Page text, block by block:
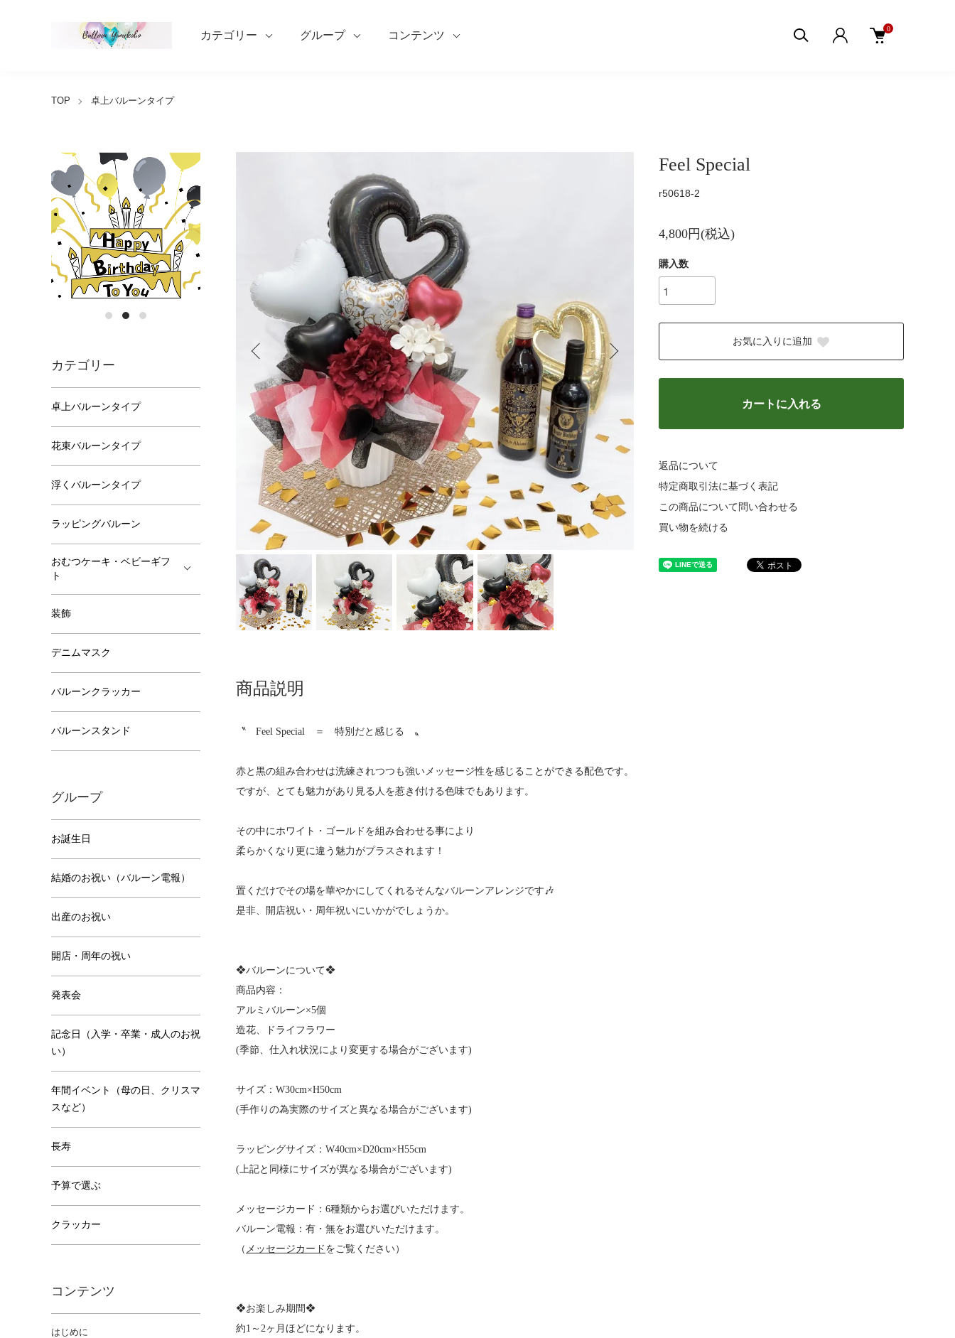
カテゴリー グループ コンテンツ
0
TOP 卓上バルーンタイプ
Feel Special
r50618-2
4,800円(税込)
購入数
お気に入りに追加
カートに入れる
返品について
特定商取引法に基づく表記
この商品について問い合わせる
買い物を続ける
商品説明
〝 Feel Special ＝ 特別だと感じる 〟
赤と黒の組み合わせは洗練されつつも強いメッセージ性を感じることができる配色です。
ですが、とても魅力があり見る人を惹き付ける色味でもあります。
その中にホワイト・ゴールドを組み合わせる事により
柔らかくなり更に違う魅力がプラスされます！
置くだけでその場を華やかにしてくれるそんなバルーンアレンジです🎶
是非、開店祝い・周年祝いにいかがでしょうか。
❖バルーンについて❖
商品内容：
アルミバルーン×5個
造花、ドライフラワー
(季節、仕入れ状況により変更する場合がございます)
サイズ：W30cm×H50cm
(手作りの為実際のサイズと異なる場合がございます)
ラッピングサイズ：W40cm×D20cm×H55cm
(上記と同様にサイズが異なる場合がございます)
メッセージカード：6種類からお選びいただけます。
バルーン電報：有・無をお選びいただけます。
（ メッセージカード をご覧ください）
❖お楽しみ期間❖
約1～2ヶ月ほどになります。
カテゴリー
卓上バルーンタイプ
花束バルーンタイプ
浮くバルーンタイプ
ラッピングバルーン
おむつケーキ・ベビーギフ
ト
装飾
デニムマスク
バルーンクラッカー
バルーンスタンド
グループ
お誕生日
結婚のお祝い（バルーン電報）
出産のお祝い
開店・周年の祝い
発表会
記念日（入学・卒業・成人のお祝
い）
年間イベント（母の日、クリスマ
スなど）
長寿
予算で選ぶ
クラッカー
コンテンツ
はじめに